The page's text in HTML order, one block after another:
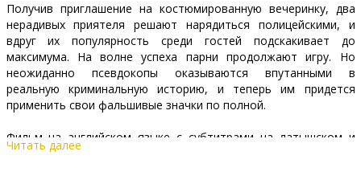
Получив приглашение на костюмированную вечеринку, два
нерадивых приятеля решают нарядиться полицейскими, и
вдруг их популярность среди гостей подскакивает до
максимума. На волне успеха парни продолжают игру. Но
неожиданно псевдокопы оказываются впутанными в
реальную криминальную историю, и теперь им придется
применить свои фальшивые значки по полной.
Фильм на английском языке с субтитрами на латышском и
русском языках.
Читать далее